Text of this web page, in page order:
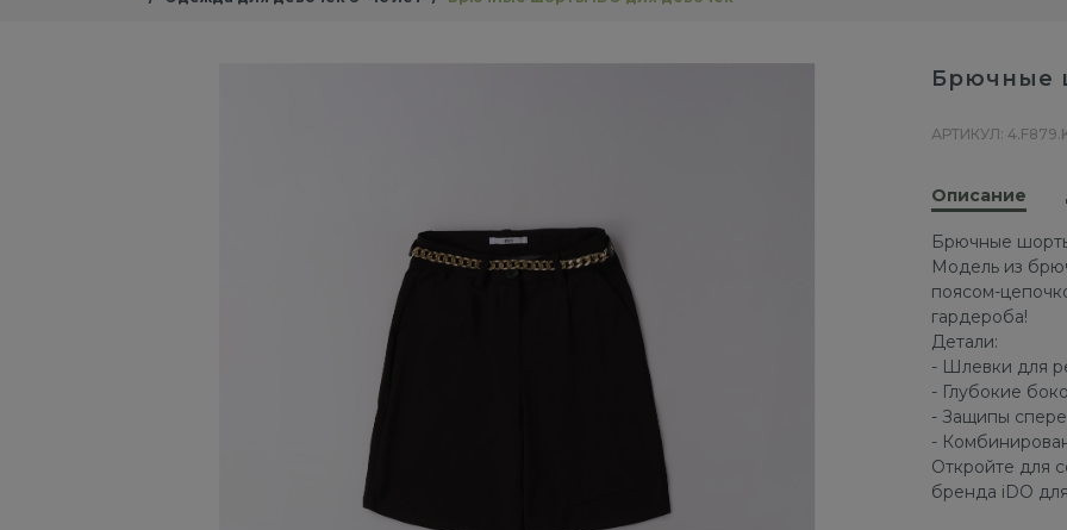
Брючные
АРТИКУЛ:
Описание
Брючные
Модель из
поясом-
гардероба!
Детали:
- Шлевки для
- Глубокие
- Защипы
-
Откройте для
бренда iDO